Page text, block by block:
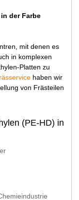
der Farbe
mit denen es
in komplexen
Platten zu
haben wir
von Frästeilen
(PE-HD) in